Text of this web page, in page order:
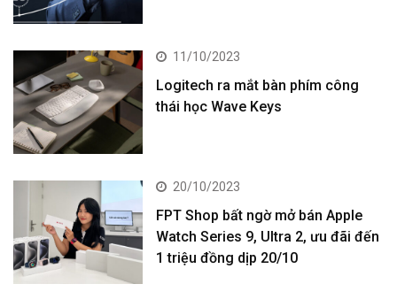
11/10/2023
Logitech ra mắt bàn phím công
thái học Wave Keys
20/10/2023
FPT Shop bất ngờ mở bán Apple
Watch Series 9, Ultra 2, ưu đãi đến
1 triệu đồng dịp 20/10